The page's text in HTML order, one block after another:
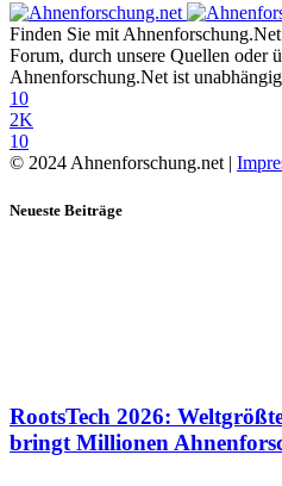
Finden Sie mit
Forum, durch unsere Quellen oder
Ahnenforschung.Net ist
10
2K
10
© 2024 Ahnenforschung.net |
Neueste Beiträge
RootsTech 2026:
bringt Millionen